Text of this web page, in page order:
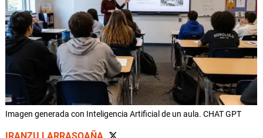
Imagen generada con Inteligencia Artificial de un aula. CHAT GPT